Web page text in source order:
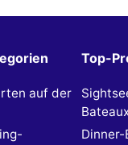
auf der
Top-